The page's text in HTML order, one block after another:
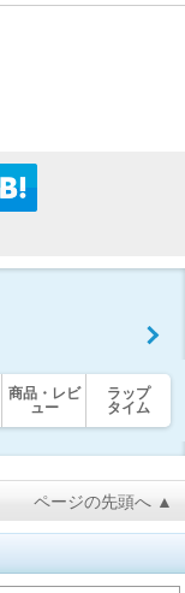
商品・レビ
ュー
ラップ
タイム
ページの先頭へ ▲